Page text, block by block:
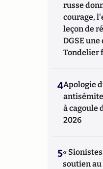
russe
courage,
leçon de
DGSE
Tondelier
4Apologie
à cagoule
2026
5«
soutien au